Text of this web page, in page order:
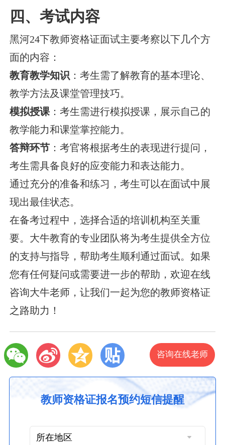
四、考试内容
黑河24下教师资格证面试主要考察以下几个方
面的内容：
教育教学知识 ：考生需了解教育的基本理论、
教学方法及课堂管理技巧。
模拟授课：考生需进行模拟授课，展示自己的
教学能力和课堂掌控能力。
答辩环节 ：考官将根据考生的表现进行提问，
考生需具备良好的应变能力和表达能力。
通过充分的准备和练习，考生可以在面试中展
现出最佳状态。
在备考过程中，选择合适的培训机构至关重
要。大牛教育的专业团队将为考生提供全方位
的支持与指导，帮助考生顺利通过面试。如果
您有任何疑问或需要进一步的帮助，欢迎在线
咨询大牛老师，让我们一起为您的教师资格证
之路助力！
咨询在线老师
教师资格证报名预约短信提醒